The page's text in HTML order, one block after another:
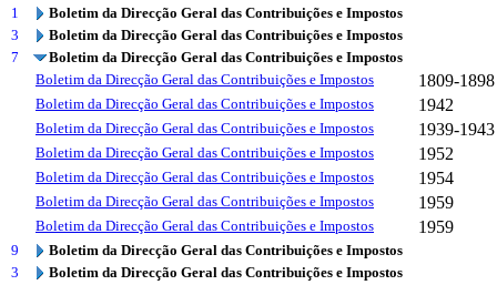
1
Boletim da Direcção Geral das Contribuições e Impostos
3
Boletim da Direcção Geral das Contribuições e Impostos
7
Boletim da Direcção Geral das Contribuições e Impostos
Boletim da Direcção Geral das Contribuições e Impostos
1809-1898
Boletim da Direcção Geral das Contribuições e Impostos 1942
Boletim da Direcção Geral das Contribuições e Impostos 1939-1943
Boletim da Direcção Geral das Contribuições e Impostos 1952
Boletim da Direcção Geral das Contribuições e Impostos 1954
Boletim da Direcção Geral das Contribuições e Impostos 1959
Boletim da Direcção Geral das Contribuições e Impostos 1959
9
Boletim da Direcção Geral das Contribuições e Impostos
3
Boletim da Direcção Geral das Contribuições e Impostos